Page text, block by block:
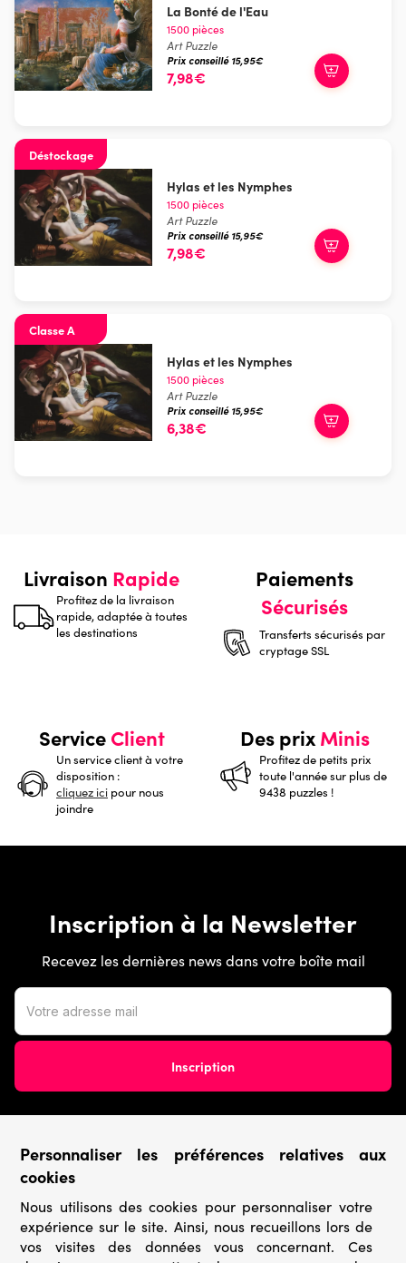
La Bonté de l'Eau
1500 pièces
Art Puzzle
Prix conseillé 15,95€
7,98€
Déstockage
Hylas et les Nymphes
1500 pièces
Art Puzzle
Prix conseillé 15,95€
7,98€
Classe A
Hylas et les Nymphes
1500 pièces
Art Puzzle
Prix conseillé 15,95€
6,38€
Livraison Rapide
Profitez de la livraison
rapide, adaptée à toutes
les destinations
Paiements
Sécurisés
Transferts sécurisés par
cryptage SSL
ServiceClient
Un service client à votre
disposition :
cliquez ici pour nous
joindre
Des prixMinis
Profitez de petits prix
toute l'année sur plus de
9438 puzzles !
Inscription à la Newsletter
Recevez les dernières news dans votre boîte mail
› Conditions de vente
› Conditions d’utilisation
› Confidentialité & Protection des Données
Personnaliser les préférences relatives aux
cookies
Nous utilisons des cookies pour personnaliser votre
expérience sur le site. Ainsi, nous recueillons lors de
vos visites des données vous concernant. Ces